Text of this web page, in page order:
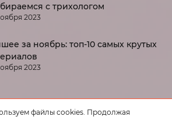
с трихологом
2023
за ноябрь: топ-10 самых крутых
2023
файлы cookies. Продолжая